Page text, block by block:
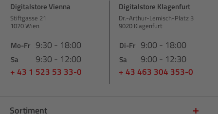
Digitalstore Vienna
Stiftgasse 21
1070 Wien
Mo-Fr 9:30 - 18:00
Sa 9:30 - 12:00
+ 43 1 523 53 33-0
Digitalstore Klagenfurt
Dr.-Arthur-Lemisch-Platz 3
9020 Klagenfurt
Di-Fr 9:00 - 18:00
Sa 9:00 - 12:30
+ 43 463 304 353-0
Sortiment